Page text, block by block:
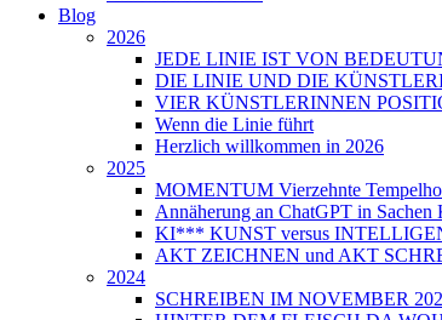
Blog
2026
JEDE LINIE IST VON
DIE LINIE UND DIE
VIER KÜNSTLERINNEN
Wenn die Linie führt
Herzlich willkommen in 2026
2025
MOMENTUM Vierzehnte
Annäherung an ChatGPT in Sachen
KI*** KUNST versus
AKT ZEICHNEN und AKT
2024
SCHREIBEN IM NOVEMBER